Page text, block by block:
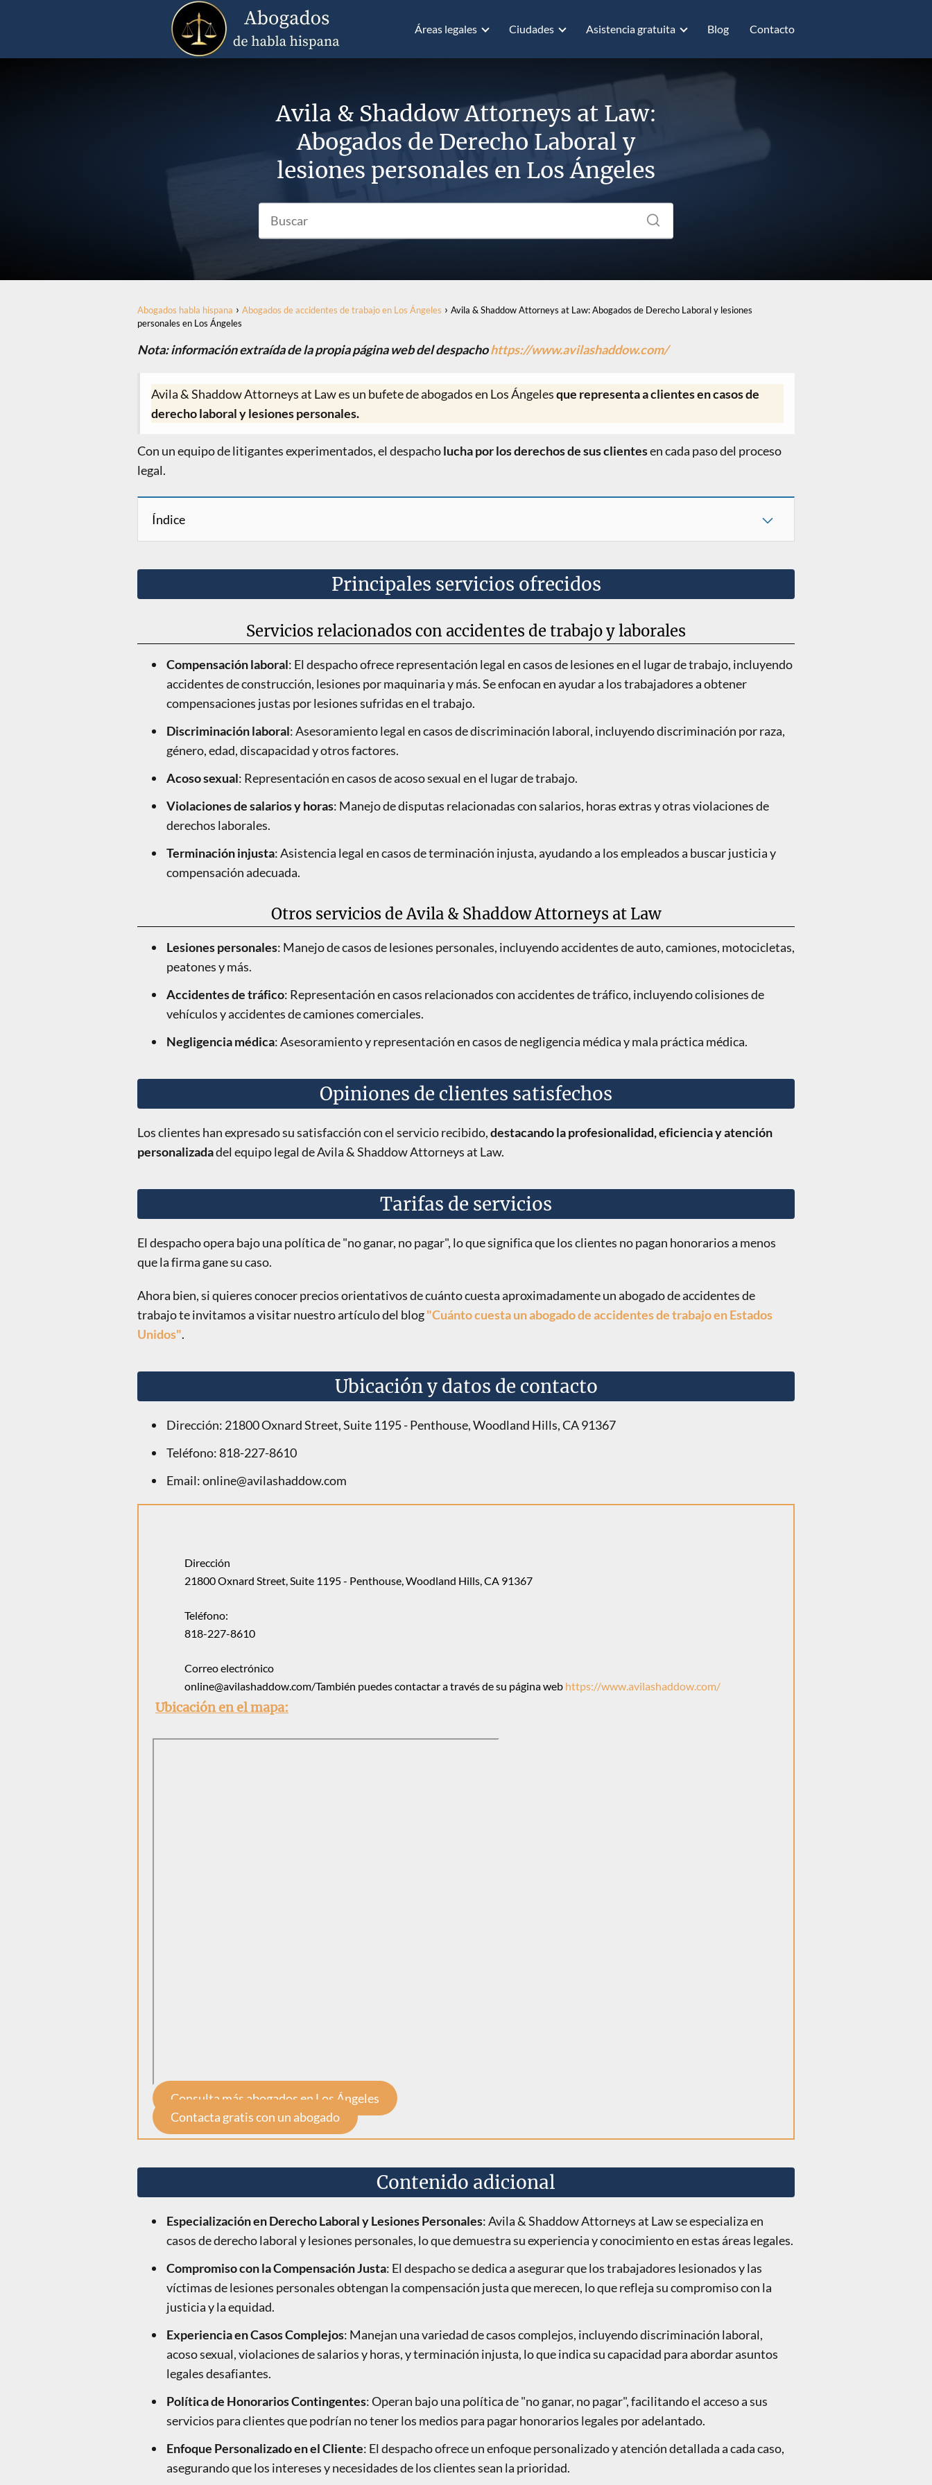
Áreas legales Ciudades Asistencia gratuita Blog Contacto
Avila & Shaddow Attorneys at Law:
Abogados de Derecho Laboral y
lesiones personales en Los Ángeles
Abogados habla hispana Abogados de accidentes de trabajo en Los Ángeles
Avila & Shaddow Attorneys at Law: Abogados de Derecho Laboral y lesiones
personales en Los Ángeles
Nota: información extraída de la propia página web del despachohttps://www.avilashaddow.com/
Avila & Shaddow Attorneys at Law es un bufete de abogados en Los Ángelesque representa a clientes en casos de
derecho laboral y lesiones personales.
Con un equipo de litigantes experimentados, el despacholucha por los derechos de sus clientesen cada paso del proceso
legal.
Índice
Principales servicios ofrecidos
Servicios relacionados con accidentes de trabajo y laborales
Compensación laboral: El despacho ofrece representación legal en casos de lesiones en el lugar de trabajo, incluyendo
accidentes de construcción, lesiones por maquinaria y más. Se enfocan en ayudar a los trabajadores a obtener
compensaciones justas por lesiones sufridas en el trabajo.
Discriminación laboral: Asesoramiento legal en casos de discriminación laboral, incluyendo discriminación por raza,
género, edad, discapacidad y otros factores.
Acoso sexual: Representación en casos de acoso sexual en el lugar de trabajo.
Violaciones de salarios y horas: Manejo de disputas relacionadas con salarios, horas extras y otras violaciones de
derechos laborales.
Terminación injusta: Asistencia legal en casos de terminación injusta, ayudando a los empleados a buscar justicia y
compensación adecuada.
Otros servicios de Avila & Shaddow Attorneys at Law
Lesiones personales: Manejo de casos de lesiones personales, incluyendo accidentes de auto, camiones, motocicletas,
peatones y más.
Accidentes de tráfico: Representación en casos relacionados con accidentes de tráfico, incluyendo colisiones de
vehículos y accidentes de camiones comerciales.
Negligencia médica: Asesoramiento y representación en casos de negligencia médica y mala práctica médica.
Opiniones de clientes satisfechos
Los clientes han expresado su satisfacción con el servicio recibido,destacando la profesionalidad, eficiencia y atención
personalizadadel equipo legal de Avila & Shaddow Attorneys at Law.
Tarifas de servicios
El despacho opera bajo una política de "no ganar, no pagar", lo que significa que los clientes no pagan honorarios a menos
que la firma gane su caso.
Ahora bien, si quieres conocer precios orientativos de cuánto cuesta aproximadamente un abogado de accidentes de
trabajo te invitamos a visitar nuestro artículo del blog"Cuánto cuesta un abogado de accidentes de trabajo en Estados
Unidos".
Ubicación y datos de contacto
Dirección: 21800 Oxnard Street, Suite 1195 - Penthouse, Woodland Hills, CA 91367
Teléfono: 818-227-8610
Email: online@avilashaddow.com
Dirección
21800 Oxnard Street, Suite 1195 - Penthouse, Woodland Hills, CA 91367
Teléfono:
818-227-8610
Correo electrónico
online@avilashaddow.com/También puedes contactar a través de su página web https://www.avilashaddow.com/
Ubicación en el mapa:
Consulta más abogados en Los Ángeles
Contacta gratis con un abogado
Contenido adicional
Especialización en Derecho Laboral y Lesiones Personales: Avila & Shaddow Attorneys at Law se especializa en
casos de derecho laboral y lesiones personales, lo que demuestra su experiencia y conocimiento en estas áreas legales.
Compromiso con la Compensación Justa: El despacho se dedica a asegurar que los trabajadores lesionados y las
víctimas de lesiones personales obtengan la compensación justa que merecen, lo que refleja su compromiso con la
justicia y la equidad.
Experiencia en Casos Complejos: Manejan una variedad de casos complejos, incluyendo discriminación laboral,
acoso sexual, violaciones de salarios y horas, y terminación injusta, lo que indica su capacidad para abordar asuntos
legales desafiantes.
Política de Honorarios Contingentes: Operan bajo una política de "no ganar, no pagar", facilitando el acceso a sus
servicios para clientes que podrían no tener los medios para pagar honorarios legales por adelantado.
Enfoque Personalizado en el Cliente: El despacho ofrece un enfoque personalizado y atención detallada a cada caso,
asegurando que los intereses y necesidades de los clientes sean la prioridad.